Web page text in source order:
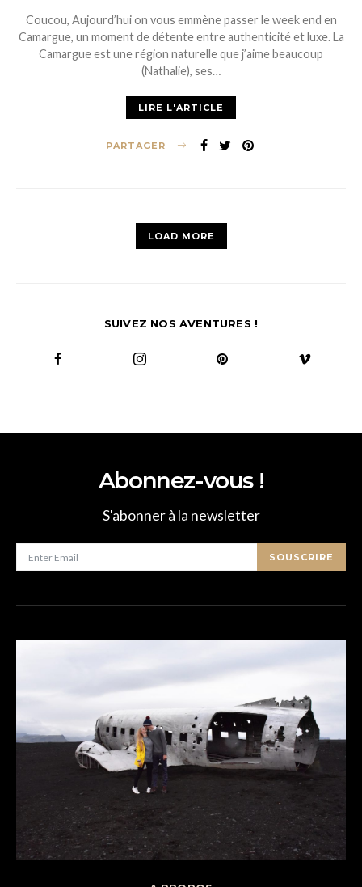
Coucou, Aujourd’hui on vous emmène passer le week end en
Camargue, un moment de détente entre authenticité et luxe. La
Camargue est une région naturelle que j’aime beaucoup
(Nathalie), ses…
LIRE L'ARTICLE
PARTAGER
LOAD MORE
SUIVEZ NOS AVENTURES !
Abonnez-vous !
S'abonner à la newsletter
SOUSCRIRE